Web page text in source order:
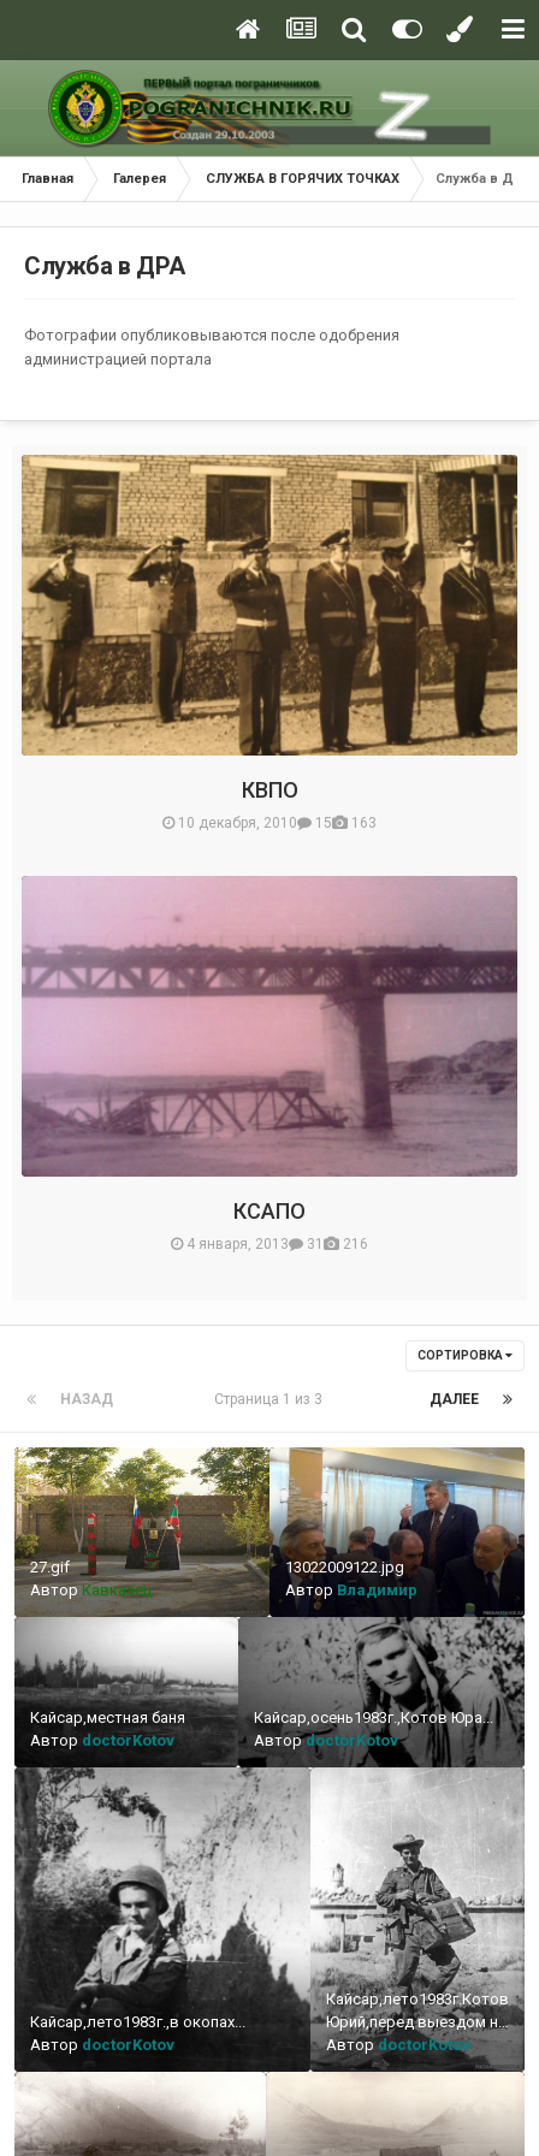
Главная Галерея СЛУЖБА В ГОРЯЧИХ ТОЧКАХ Служба в ДРА
Служба в ДРА
Фотографии опубликовываются после одобрения
администрацией портала
КВПО
10 декабря, 2010 15 163
КСАПО
4 января, 2013 31 216
СОРТИРОВКА
НАЗАД ДАЛЕЕ
Страница 1 из 3
27.gif
АвторКавказец
13022009122.jpg
Автор Владимир
Кайсар,местная баня
Автор doctorKotov
Кайсар,осень1983г.,Котов Юра...
АвторdoctorKotov
Кайсар,лето1983г.,в окопах...
Автор doctorKotov
Кайсар,лето1983г.Котов
Юрий,перед выездом на
боевые...
АвторdoctorKotov